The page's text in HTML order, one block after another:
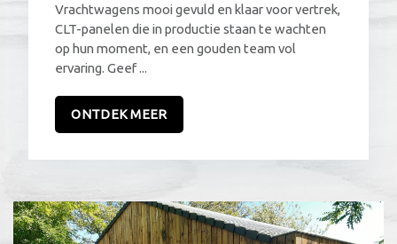
Vrachtwagens mooi gevuld en klaar voor vertrek,
CLT-panelen die in productie staan te wachten
op hun moment, en een gouden team vol
ervaring. Geef ...
ONTDEK MEER